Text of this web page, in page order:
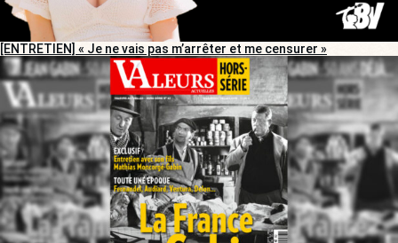
[ENTRETIEN] « Je ne vais pas m’arrêter et me censurer »